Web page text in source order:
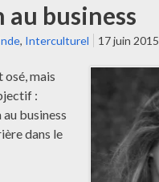
au business
, Interculturel 17 juin 2015
osé, mais
:
business
dans le